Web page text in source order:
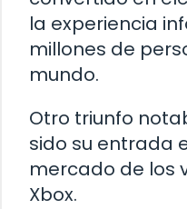
la experiencia
millones de
mundo.
Otro triunfo
sido su entrada
mercado de los
Xbox.